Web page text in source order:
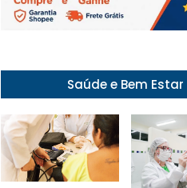
Saúde e Bem Estar